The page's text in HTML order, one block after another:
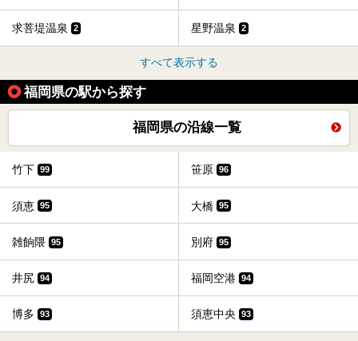
求菩堤温泉 2 星野温泉 2
すべて表示する
福岡県の駅から探す
福岡県の沿線一覧
竹下 99 笹原 96
須恵 95 大橋 95
雑餉隈 95 別府 95
井尻 94 福岡空港 94
博多 93 須恵中央 93